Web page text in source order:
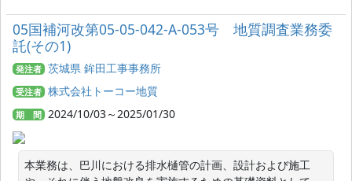
05国補河改第05-05-042-A-053号 地質調査業務委
託(その1)
発注者 茨城県 鉾田工事事務所
受注者 株式会社トーコー地質
期 間 2024/10/03～2025/01/30
本業務は、巴川における排水樋管の計画、設計および施工